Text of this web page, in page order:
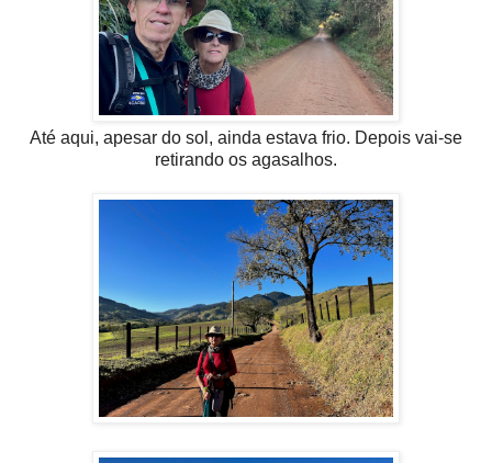
Até aqui, apesar do sol, ainda estava frio. Depois vai-se
retirando os agasalhos.